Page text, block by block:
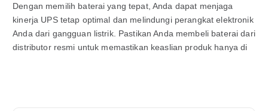
Dengan memilih baterai yang tepat, Anda dapat menjaga
kinerja UPS tetap optimal dan melindungi perangkat elektronik
Anda dari gangguan listrik. Pastikan Anda membeli baterai dari
distributor resmi untuk memastikan keaslian produk hanya di